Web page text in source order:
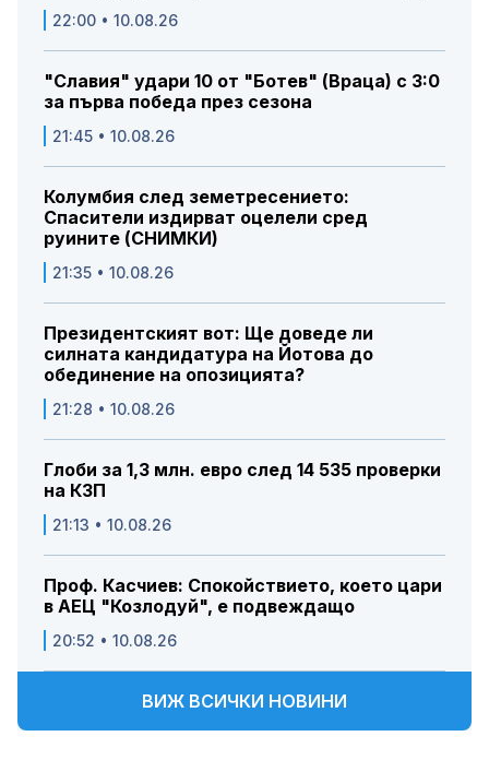
22:00 • 10.08.26
"Славия" удари 10 от "Ботев" (Враца) с 3:0
за първа победа през сезона
21:45 • 10.08.26
Колумбия след земетресението:
Спасители издирват оцелели сред
руините (СНИМКИ)
21:35 • 10.08.26
Президентският вот: Ще доведе ли
силната кандидатура на Йотова до
обединение на опозицията?
21:28 • 10.08.26
Глоби за 1,3 млн. евро след 14 535 проверки
на КЗП
21:13 • 10.08.26
Проф. Касчиев: Спокойствието, което цари
в АЕЦ "Козлодуй", е подвеждащо
20:52 • 10.08.26
ВИЖ ВСИЧКИ НОВИНИ